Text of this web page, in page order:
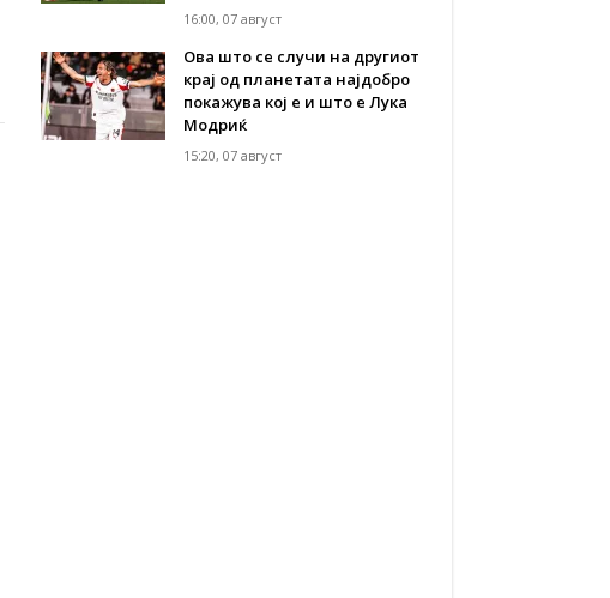
16:00, 07 август
Ова што се случи на другиот
крај од планетата најдобро
покажува кој е и што е Лука
Модриќ
15:20, 07 август